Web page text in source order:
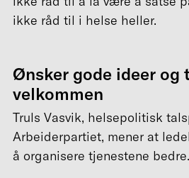
ikke råd til i helse heller.
Ønsker gode ideer og
velkommen
Truls Vasvik, helsepolitisk
Arbeiderpartiet, mener at
å organisere tjenestene bedre.